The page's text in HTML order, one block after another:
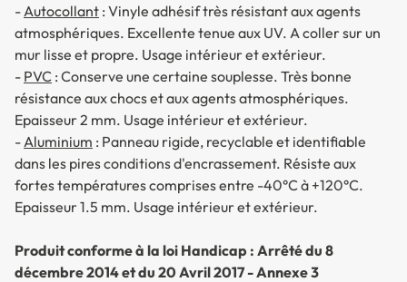
- Autocollant : Vinyle adhésif très résistant aux agents
atmosphériques. Excellente tenue aux UV. A coller sur un
mur lisse et propre. Usage intérieur et extérieur.
- PVC : Conserve une certaine souplesse. Très bonne
résistance aux chocs et aux agents atmosphériques.
Epaisseur 2 mm. Usage intérieur et extérieur.
- Aluminium : Panneau rigide, recyclable et identifiable
dans les pires conditions d'encrassement. Résiste aux
fortes températures comprises entre -40°C à +120°C.
Epaisseur 1.5 mm. Usage intérieur et extérieur.
Produit conforme à la loi Handicap : Arrêté du 8
décembre 2014 et du 20 Avril 2017 - Annexe 3